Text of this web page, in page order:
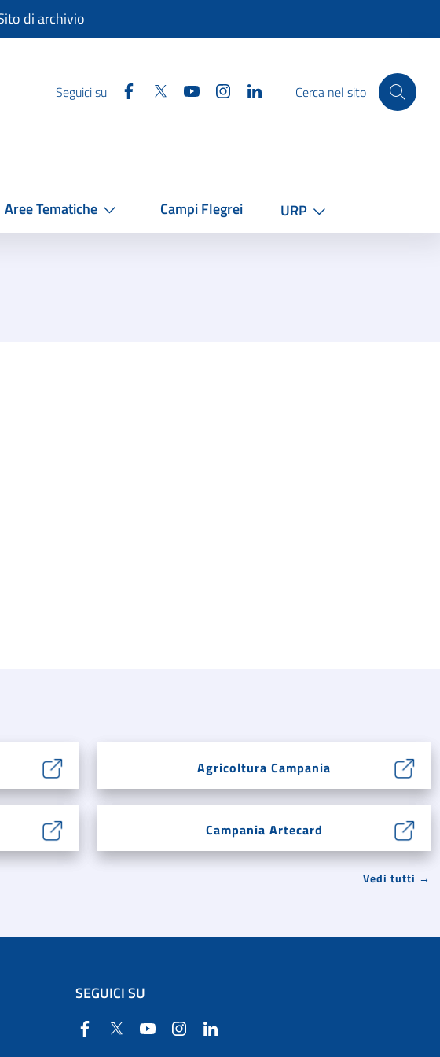
di archivio
Seguici su Facebook
Twitter YouTube InstagramLinkedinCerca nel sito
Aree Tematiche Campi Flegrei URP
Agricoltura Campania
Campania Artecard
Vedi tutti →
SEGUICI SU
Facebook
Twitter YouTube Instagram